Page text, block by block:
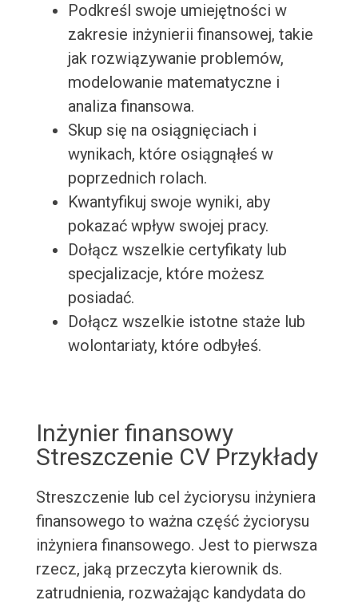
Podkreśl swoje umiejętności w
zakresie inżynierii finansowej, takie
jak rozwiązywanie problemów,
modelowanie matematyczne i
analiza finansowa.
Skup się na osiągnięciach i
wynikach, które osiągnąłeś w
poprzednich rolach.
Kwantyfikuj swoje wyniki, aby
pokazać wpływ swojej pracy.
Dołącz wszelkie certyfikaty lub
specjalizacje, które możesz
posiadać.
Dołącz wszelkie istotne staże lub
wolontariaty, które odbyłeś.
Inżynier finansowy
Streszczenie CV Przykłady
Streszczenie lub cel życiorysu inżyniera
finansowego to ważna część życiorysu
inżyniera finansowego. Jest to pierwsza
rzecz, jaką przeczyta kierownik ds.
zatrudnienia, rozważając kandydata do